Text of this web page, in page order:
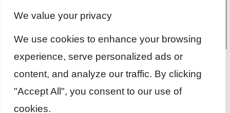
We value your privacy
We use cookies to enhance your browsing
experience, serve personalized ads or
content, and analyze our traffic. By clicking
"Accept All", you consent to our use of
cookies.
สอนว่ายน้ำ. All rights reserved.